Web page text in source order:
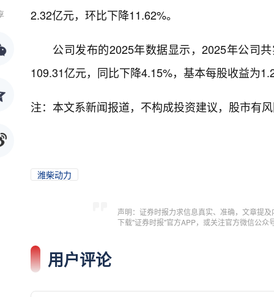
2.32亿元，环比下降11.62%。
公司发布的2025年数据显示，2025年公司
109.31亿元，同比下降4.15%，基本每股收益为
注：本文系新闻报道，不构成投资建议，股市有
潍柴动力
声明：证券时报力求信息真实、准确，文章提
下载"证券时报"官方APP，或关注官方微信公
用户评论